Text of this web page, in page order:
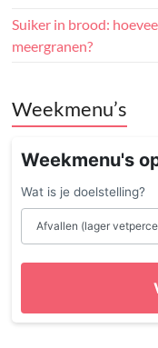
Suiker in brood:
meergranen?
Weekmenu’s
Weekmenu's
Wat is je doelstelling?